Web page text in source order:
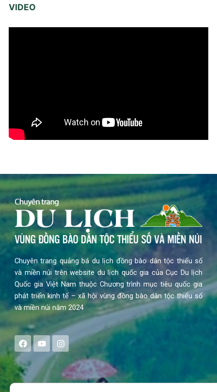
VIDEO
Chuyên trang quảng bá du lịch đồng bào dân tộc thiểu số
và miền núi trên website du lịch quốc gia của Cục Du lịch
Quốc gia Việt Nam thuộc Chương trình mục tiêu quốc gia
phát triển kinh tế – xã hội vùng đồng bào dân tộc thiểu số
và miền núi năm 2024
F
a
e
b
o
Y
o
t
u
b
I
n
s
a
g
Search